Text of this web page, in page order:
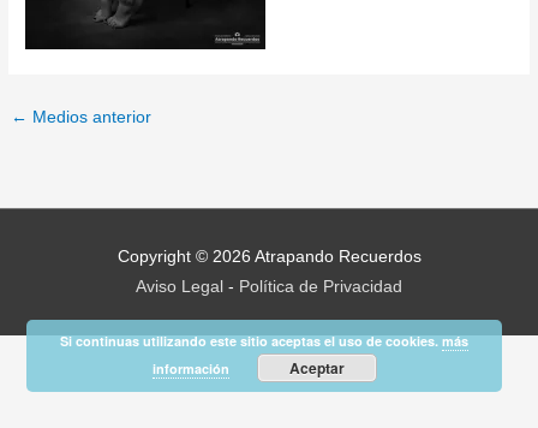
← Medios anterior
Copyright © 2026 Atrapando Recuerdos
Aviso Legal - Política de Privacidad
Si continuas utilizando este sitio aceptas el uso de cookies.más
información
Aceptar